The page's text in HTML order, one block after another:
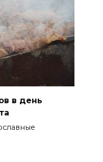
в день